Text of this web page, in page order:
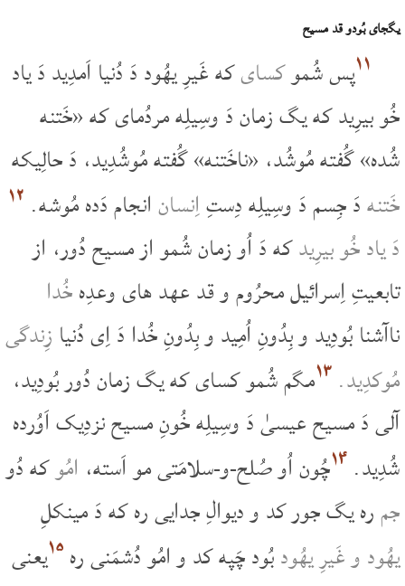
یگجای بُودو قد مسیح
۱۱پس شُموکسایکه غَیرِ یهُود دَ دُنیا اَمدِید دَ یاد
خُو بیرِید که یگ زمان دَ وسِیلِه مردُمای که «خَتنه
شُده» گُفته مُوشُد، «ناخَتنه» گُفته مُوشُدِید، دَ حالِیکه
خَتنهدَ جِسم دَ وسِیلِه دِستِاِنسانانجام دَده مُوشه. ۱۲
دَ یاد خُو بیرِیدکه دَ اُو زمان شُمو از مسیح دُور، از
تابعیتِ اِسرائیل محرُوم و قد عهد های وعدِهخُدا
ناآشنا بُودِید و بِدُونِ اُمِید و بِدُونِ خُدا دَ اِی دُنیا زِندگی
مُوکدِید. ۱۳مگم شُمو کسای که یگ زمان دُور بُودِید،
آلی دَ مسیح عیسیٰ دَ وسِیلِه خُونِ مسیح نزدِیک اَوُرده
شُدِید.۱۴چُون اُو صُلح-و-سلامَتی مو اَسته، امُوکه دُو
جمره یگ جور کد و دیوالِ جدایی ره که دَ مینکلِ
یهُود و غَیرِ یهُودبُود چَپه کد و امُو دُشمَنی ره ۱۵یعنی